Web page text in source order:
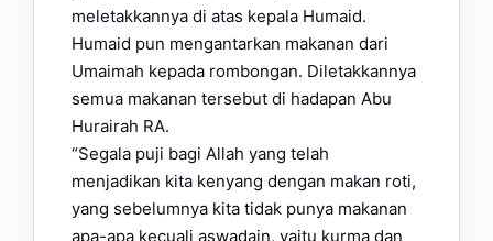
meletakkannya di atas kepala Humaid.
Humaid pun mengantarkan makanan dari
Umaimah kepada rombongan. Diletakkannya
semua makanan tersebut di hadapan Abu
Hurairah RA.
“Segala puji bagi Allah yang telah
menjadikan kita kenyang dengan makan roti,
yang sebelumnya kita tidak punya makanan
apa-apa kecuali aswadain, yaitu kurma dan